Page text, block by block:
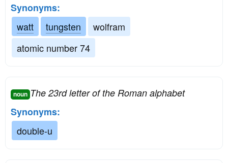
Synonyms:
watt
tungsten
wolfram
atomic number 74
noun The 23rd letter of the Roman alphabet
Synonyms:
double-u